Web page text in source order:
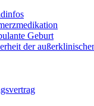
Geburt
der